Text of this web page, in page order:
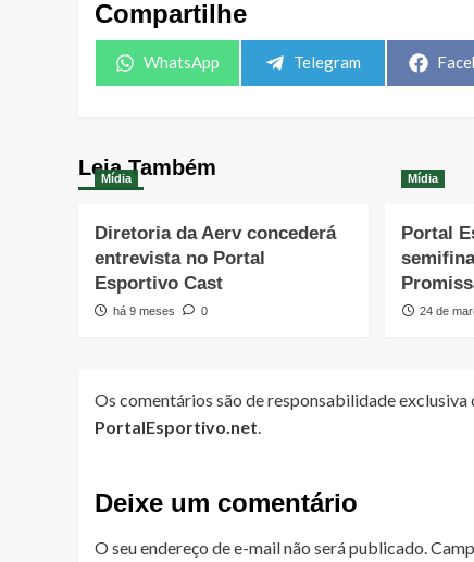
Compartilhe
Share
WhatsApp
Share
Telegram
Leia Também
Mídia
Diretoria da Aerv concederá
entrevista no Portal
Esportivo Cast
há 9 meses 0
Mídia
Portal
24 de
Os comentários são de responsabilidade exclusiva
PortalEsportivo.net
Deixe um comentário
O seu endereço de e-mail não será publicado.